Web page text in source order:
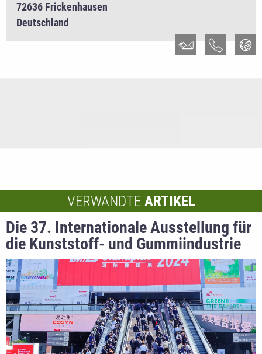
72636 Frickenhausen
Deutschland
VERWANDTE ARTIKEL
Die 37. Internationale Ausstellung für
die Kunststoff- und Gummiindustrie